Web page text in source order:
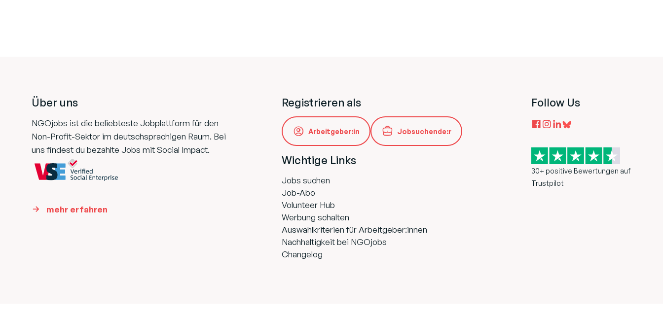
Über uns
NGOjobs ist die beliebteste Jobplattform für den
Non-Profit-Sektor im deutschsprachigen Raum. Bei
uns findest du bezahlte Jobs mit Social Impact.
mehr erfahren
Registrieren als
Arbeitgeber:in Jobsuchende:r
Wichtige Links
Jobs suchen
Job-Abo
Volunteer Hub
Werbung schalten
Auswahlkriterien für Arbeitgeber:innen
Nachhaltigkeit bei NGOjobs
Changelog
Follow Us
30+ positive Bewertungen auf
Trustpilot